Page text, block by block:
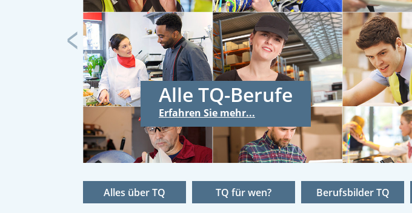
AGI TQ-Netzwerk
Erfahren Sie mehr...
Previous
Alles über TQ TQ für wen? Berufsbilder TQ